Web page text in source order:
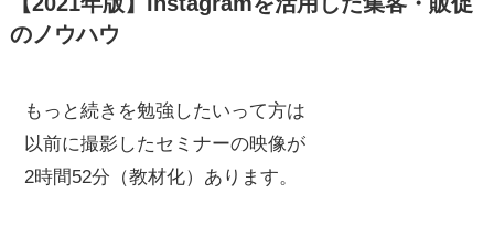
のノウハウ
もっと続きを勉強したいって方は
以前に撮影したセミナーの映像が
2時間52分（教材化）あります。